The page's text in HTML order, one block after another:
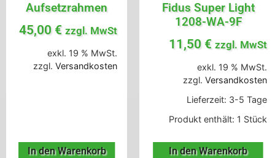
Aufsetzrahmen
45,00 € zzgl. MwSt
exkl. 19 % MwSt.
zzgl. Versandkosten
In den Warenkorb
Fidus Super Light
1208-WA-9F
11,50 € zzgl. MwSt
exkl. 19 % MwSt.
zzgl. Versandkosten
Lieferzeit: 3-5 Tage
Produkt enthält: 1 Stück
In den Warenkorb